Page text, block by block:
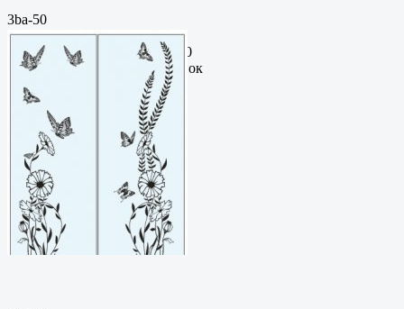
3ba-50
Пескоструйный
рисунокФормат: cdrЦена: 200
руб.Метки: векторный рисунок